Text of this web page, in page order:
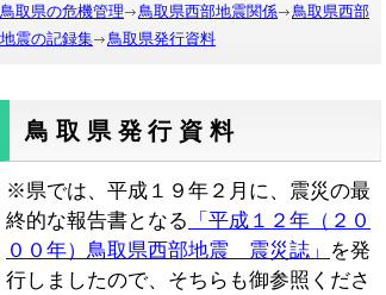
鳥取県の危機管理
鳥取県西部地震関係
鳥取県西部
地震の記録集
鳥取県発行資料
鳥取県発行資料
※県では、平成１９年２月に、震災の最
終的な報告書となる 「平成１２年（２０
００年）鳥取県西部地震 震災誌」 を発
行しましたので、そちらも御参照くださ